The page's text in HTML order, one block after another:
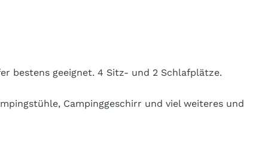
bestens geeignet. 4 Sitz- und 2 Schlafplätze.
Campinggeschirr und viel weiteres und